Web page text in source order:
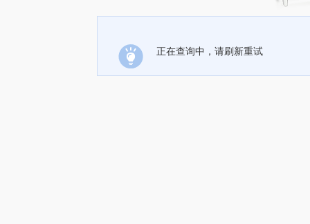
正在查询中，请刷新重试